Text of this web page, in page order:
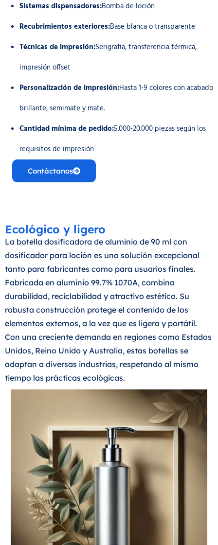
Sistemas dispensadores:Bomba de loción
Recubrimientos exteriores:Base blanca o transparente
Técnicas de impresión:Serigrafía, transferencia térmica,
impresión offset
Personalización de impresión:Hasta 1-9 colores con acabado
brillante, semimate y mate.
Cantidad mínima de pedido:5.000-20.000 piezas según los
requisitos de impresión
Contáctanos
Ecológico y ligero
La botella dosificadora de aluminio de 90 ml con
dosificador para loción es una solución excepcional
tanto para fabricantes como para usuarios finales.
Fabricada en aluminio 99.7% 1070A, combina
durabilidad, reciclabilidad y atractivo estético. Su
robusta construcción protege el contenido de los
elementos externos, a la vez que es ligera y portátil.
Con una creciente demanda en regiones como Estados
Unidos, Reino Unido y Australia, estas botellas se
adaptan a diversas industrias, respetando al mismo
tiempo las prácticas ecológicas.